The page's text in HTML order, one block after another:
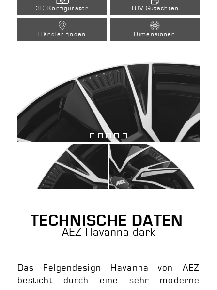
3D Konfigurator TÜV Gutachten
Händler finden Dimensionen
Bild
anzeigen
Bild
anzeigen
Bild
anzeigen
Bild
anzeigen
Bild
anzeigen
TECHNISCHE DATEN
AEZ Havanna dark
Das Felgendesign Havanna von AEZ
besticht durch eine sehr moderne